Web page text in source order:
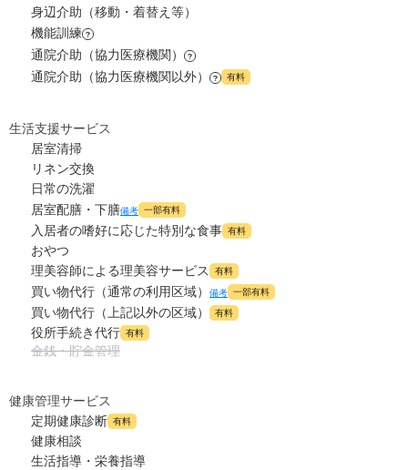
水道・光熱費
上乗せ介護費 ?
介護保険料
身辺介助（移動・着替え等）
機能訓練 ?
通院介助（協力医療機関） ?
通院介助（協力医療機関以外） ? 有料
生活支援サービス
居室清掃
リネン交換
日常の洗濯
居室配膳・下膳備考 一部有料
入居者の嗜好に応じた特別な食事 有料
おやつ
理美容師による理美容サービス
有料
買い物代行（通常の利用区域） 備考 一部有料
買い物代行（上記以外の区域） 有料
役所手続き代行 有料
金銭・貯金管理
健康管理サービス
定期健康診断 有料
健康相談
生活指導・栄養指導